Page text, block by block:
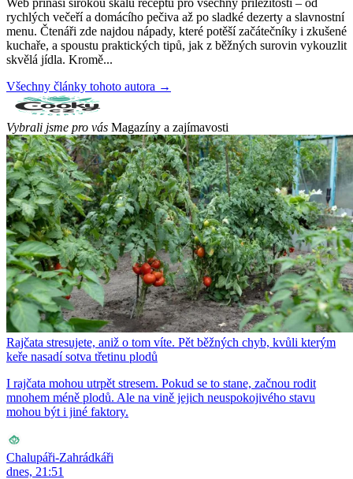
rychlých večeří a domácího pečiva až po sladké dezerty a slavnostní
menu. Čtenáři zde najdou nápady, které potěší začátečníky i zkušené
kuchaře, a spoustu praktických tipů, jak z běžných surovin vykouzlit
skvělá jídla. Kromě...
Všechny články tohoto autora →
Vybrali jsme pro vás Magazíny a zajímavosti
Rajčata stresujete, aniž o tom víte. Pět běžných chyb, kvůli kterým
keře nasadí sotva třetinu plodů
I rajčata mohou utrpět stresem. Pokud se to stane, začnou rodit
mnohem méně plodů. Ale na vině jejich neuspokojivého stavu
mohou být i jiné faktory.
Chalupáři-Zahrádkáři
dnes, 21:51